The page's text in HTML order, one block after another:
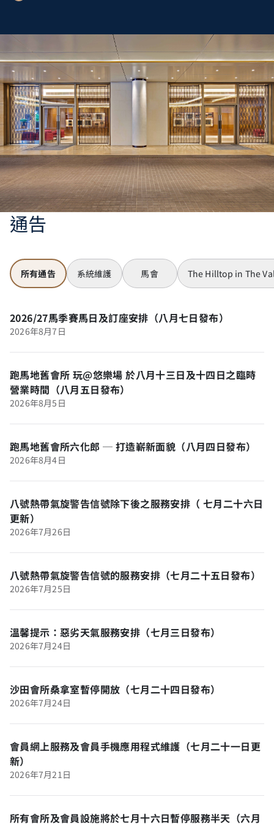
通告
所有通告 系統維護 馬會 The Hilltop in The
2026/27馬季賽馬日及訂座安排（八月七日發布）
2026年8月7日
跑馬地舊會所 玩@悠樂場 於八月十三日及十四日之臨時
營業時間（八月五日發布）
2026年8月5日
跑馬地舊會所六化郎 ─ 打造嶄新面貌（八月四日發布）
2026年8月4日
八號熱帶氣旋警告信號除下後之服務安排（ 七月二十六日
更新）
2026年7月26日
八號熱帶氣旋警告信號的服務安排（七月二十五日發布）
2026年7月25日
溫馨提示：惡劣天氣服務安排（七月三日發布）
2026年7月24日
沙田會所桑拿室暫停開放（七月二十四日發布）
2026年7月24日
會員網上服務及會員手機應用程式維護（七月二十一日更
新）
2026年7月21日
所有會所及會員設施將於七月十六日暫停服務半天（六月